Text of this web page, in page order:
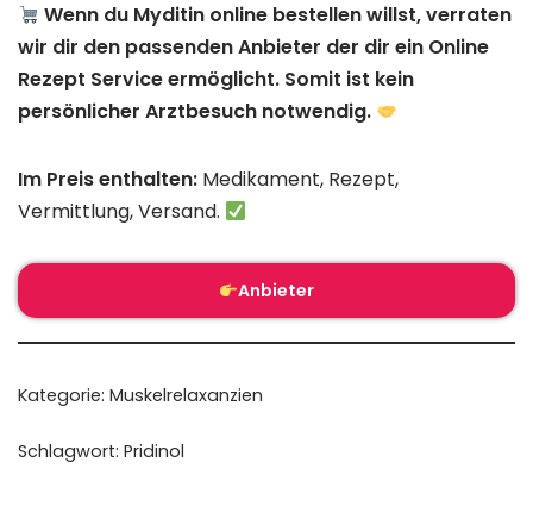
Wenn du Myditin online bestellen willst, verraten
wir dir den passenden Anbieter der dir ein Online
Rezept Service ermöglicht. Somit ist kein
persönlicher Arztbesuch notwendig.
Im Preis enthalten: Medikament, Rezept,
Vermittlung, Versand.
Anbieter
Kategorie: Muskelrelaxanzien
Schlagwort: Pridinol